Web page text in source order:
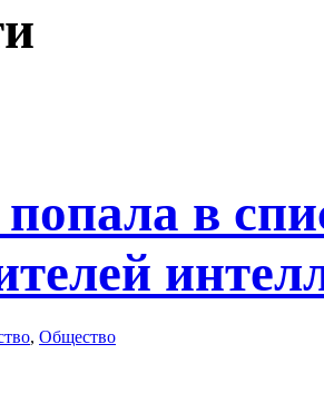
попала в
, Общество